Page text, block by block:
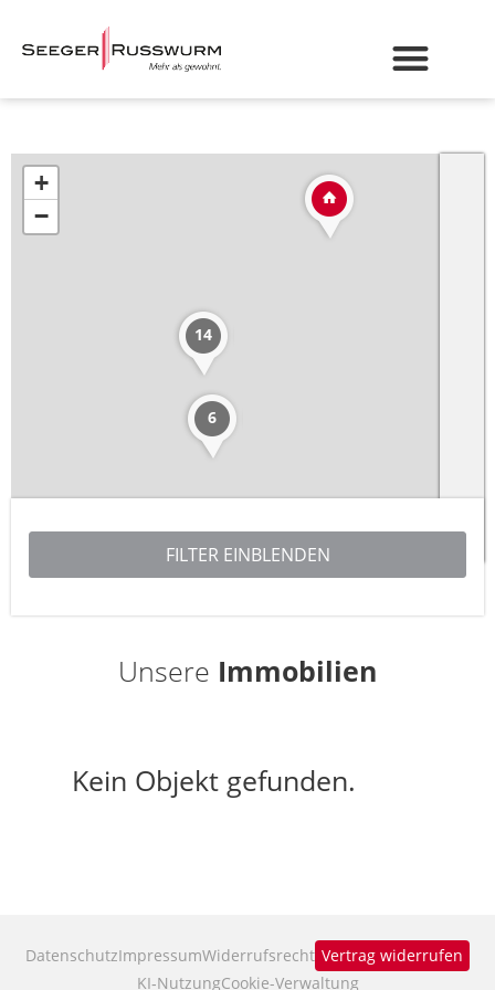
DatenschutzImpressumWiderrufsrecht Vertrag widerrufen
KI‑NutzungCookie-Verwaltung
14
6
+
−
Leaflet | ©OpenStreetMap
Unsere Immobilien
Kein Objekt gefunden.